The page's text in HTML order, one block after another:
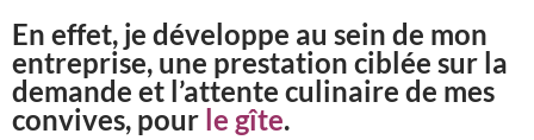
En effet, je développe au sein de mon
entreprise, une prestation ciblée sur la
demande et l’attente culinaire de mes
convives, pour le gîte.